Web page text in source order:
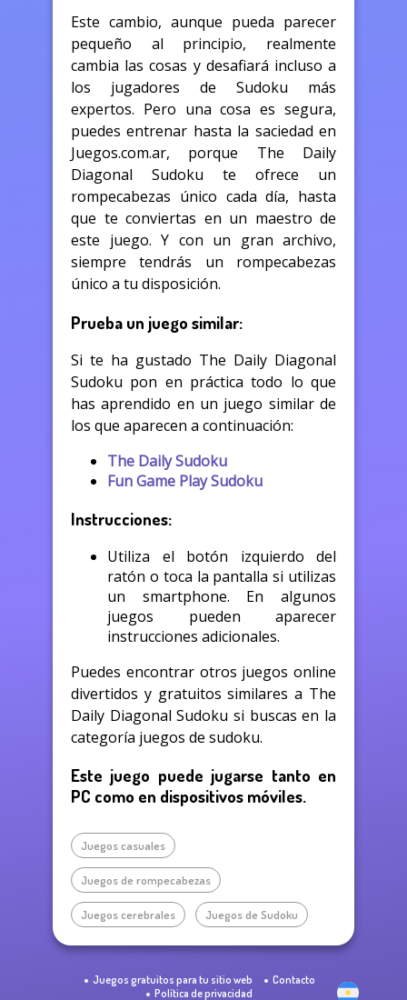
Este cambio, aunque pueda parecer
pequeño al principio, realmente
cambia las cosas y desafiará incluso a
los jugadores de Sudoku más
expertos. Pero una cosa es segura,
puedes entrenar hasta la saciedad en
Juegos.com.ar, porque The Daily
Diagonal Sudoku te ofrece un
rompecabezas único cada día, hasta
que te conviertas en un maestro de
este juego. Y con un gran archivo,
siempre tendrás un rompecabezas
único a tu disposición.
Prueba un juego similar:
Si te ha gustado The Daily Diagonal
Sudoku pon en práctica todo lo que
has aprendido en un juego similar de
los que aparecen a continuación:
The Daily Sudoku
Fun Game Play Sudoku
Instrucciones:
Utiliza el botón izquierdo del
ratón o toca la pantalla si utilizas
un smartphone. En algunos
juegos pueden aparecer
instrucciones adicionales.
Puedes encontrar otros juegos online
divertidos y gratuitos similares a The
Daily Diagonal Sudoku si buscas en la
categoría juegos de sudoku.
Este juego puede jugarse tanto en
PC como en dispositivos móviles.
Juegos casuales
Juegos de rompecabezas
Juegos cerebrales Juegos de Sudoku
Juegos gratuitos para tu sitio web
Contacto
Política de privacidad